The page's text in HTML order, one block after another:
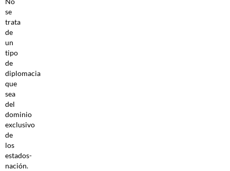
se
trata
de
un
tipo
de
diplomacia
que
sea
del
dominio
exclusivo
de
los
estados-
nación.